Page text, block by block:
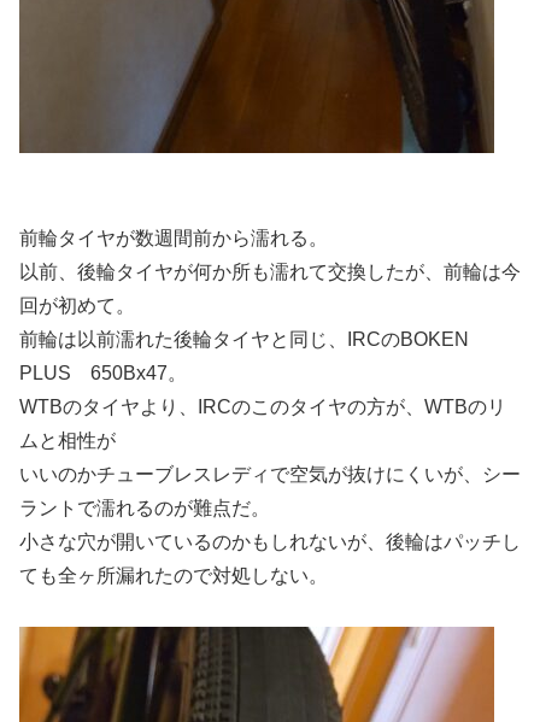
前輪タイヤが数週間前から濡れる。
以前、後輪タイヤが何か所も濡れて交換したが、前輪は今
回が初めて。
前輪は以前濡れた後輪タイヤと同じ、IRCのBOKEN
PLUS 650Bx47。
WTBのタイヤより、IRCのこのタイヤの方が、WTBのリ
ムと相性が
いいのかチューブレスレディで空気が抜けにくいが、シー
ラントで濡れるのが難点だ。
小さな穴が開いているのかもしれないが、後輪はパッチし
ても全ヶ所漏れたので対処しない。